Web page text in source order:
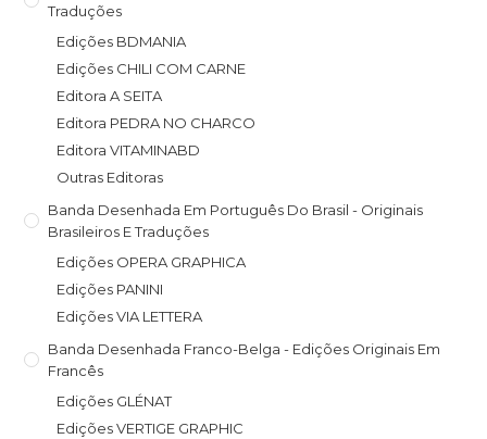
Traduções
Edições BDMANIA
Edições CHILI COM CARNE
Editora A SEITA
Editora PEDRA NO CHARCO
Editora VITAMINABD
Outras Editoras
Banda Desenhada Em Português Do Brasil - Originais
Brasileiros E Traduções
Edições OPERA GRAPHICA
Edições PANINI
Edições VIA LETTERA
Banda Desenhada Franco-Belga - Edições Originais Em
Francês
Edições GLÉNAT
Edições VERTIGE GRAPHIC